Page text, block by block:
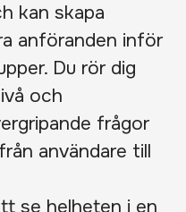
kan skapa
anföranden inför
Du rör dig
och
frågor
användare till
se helheten i en